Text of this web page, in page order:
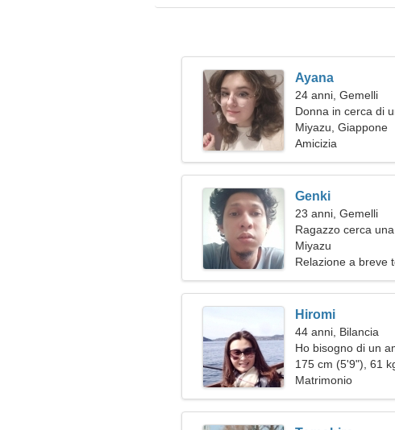
Ayana
24 anni, Gemelli
Donna in cerca di
Miyazu, Giappone
Amicizia
Genki
23 anni, Gemelli
Ragazzo cerca
Miyazu
Relazione a breve
Hiromi
44 anni, Bilancia
Ho bisogno di un
ballare
175 cm (5'9"), 61
Matrimonio